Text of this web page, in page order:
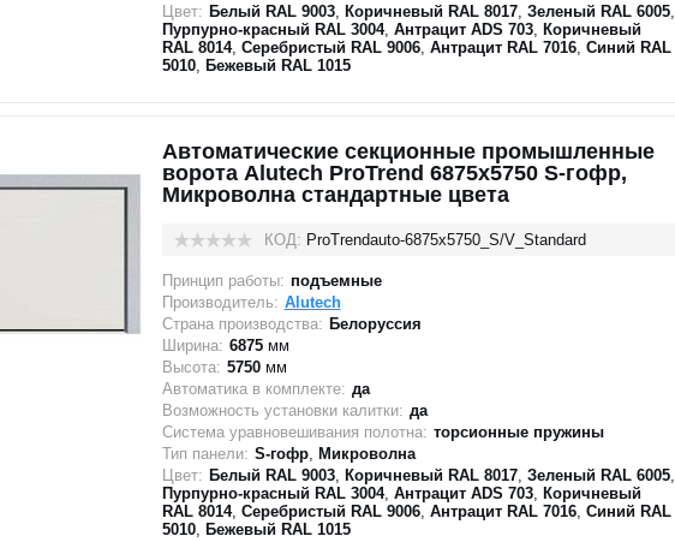
Цвет: Белый RAL 9003, Коричневый RAL 8017, Зеленый RAL 6005,
Пурпурно-красный RAL 3004, Антрацит ADS 703, Коричневый
RAL 8014, Серебристый RAL 9006, Антрацит RAL 7016, Синий RAL
5010, Бежевый RAL 1015
Автоматические секционные промышленные
ворота Alutech ProTrend 6875х5750 S-гофр,
Микроволна стандартные цвета
КОД: ProTrendauto-6875х5750_S/V_Standard
Принцип работы: подъемные
Производитель: Alutech
Страна производства: Белоруссия
Ширина: 6875мм
Высота: 5750мм
Автоматика в комплекте: да
Возможность установки калитки: да
Система уравновешивания полотна: торсионные пружины
Тип панели: S-гофр, Микроволна
Цвет: Белый RAL 9003, Коричневый RAL 8017, Зеленый RAL 6005,
Пурпурно-красный RAL 3004, Антрацит ADS 703, Коричневый
RAL 8014, Серебристый RAL 9006, Антрацит RAL 7016, Синий RAL
5010, Бежевый RAL 1015